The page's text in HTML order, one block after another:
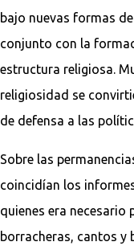
bajo nuevas formas
conjunto con la
estructura religiosa.
religiosidad se
de defensa a las
Sobre las
coincidían los
quienes era necesario
borracheras, cantos y